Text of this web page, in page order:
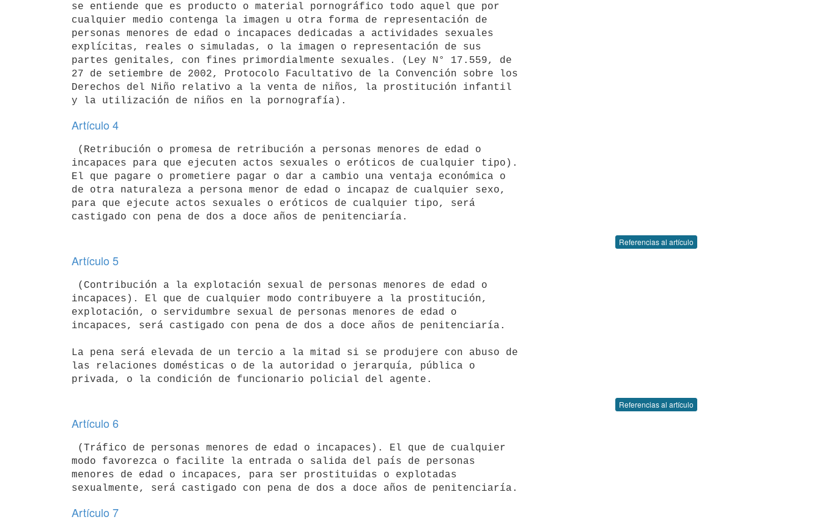
se entiende que es producto o material pornográfico todo aquel que por
cualquier medio contenga la imagen u otra forma de representación de
personas menores de edad o incapaces dedicadas a actividades sexuales
explícitas, reales o simuladas, o la imagen o representación de sus
partes genitales, con fines primordialmente sexuales. (Ley N° 17.559, de
27 de setiembre de 2002, Protocolo Facultativo de la Convención sobre los
Derechos del Niño relativo a la venta de niños, la prostitución infantil
Artículo 4
incapaces para que ejecuten actos sexuales o eróticos de cualquier tipo).
El que pagare o prometiere pagar o dar a cambio una ventaja económica o
de otra naturaleza a persona menor de edad o incapaz de cualquier sexo,
para que ejecute actos sexuales o eróticos de cualquier tipo, será
Referencias al artículo
Artículo 5
incapaces). El que de cualquier modo contribuyere a la prostitución,
explotación, o servidumbre sexual de personas menores de edad o
incapaces, será castigado con pena de dos a doce años de penitenciaría.
La pena será elevada de un tercio a la mitad si se produjere con abuso de
las relaciones domésticas o de la autoridad o jerarquía, pública o
privada, o la condición de funcionario policial del agente.
Referencias al artículo
Artículo 6
modo favorezca o facilite la entrada o salida del país de personas
menores de edad o incapaces, para ser prostituidas o explotadas
sexualmente, será castigado con pena de dos a doce años de penitenciaría.
Artículo 7